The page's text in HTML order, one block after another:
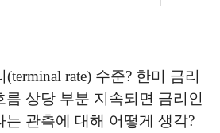
rate) 수준? 한미 금리
름 상당 부분 지속되면 금리인
는 관측에 대해 어떻게 생각?